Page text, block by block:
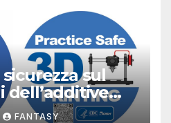
sul
dell’additive
secondo
FANTASY